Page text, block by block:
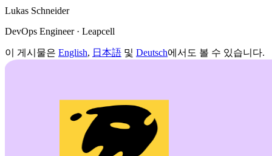
Lukas Schneider
DevOps Engineer · Leapcell
이 게시물은 English, 日本語 및 Deutsch에서도 볼 수 있습니다.